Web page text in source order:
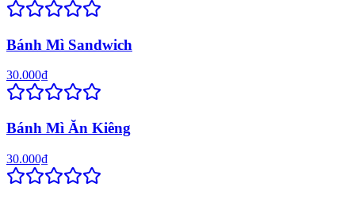
Bánh Mì Sandwich
30.000₫
Bánh Mì Ăn Kiêng
30.000₫